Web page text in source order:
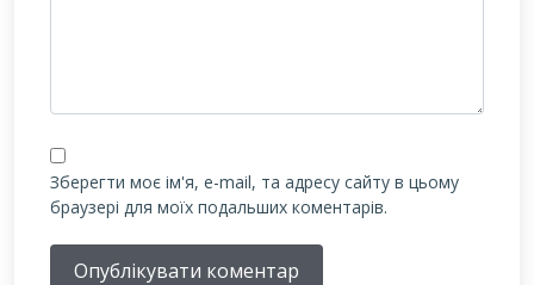
Зберегти моє ім'я, e-mail, та адресу сайту в цьому
браузері для моїх подальших коментарів.
Опублікувати коментар